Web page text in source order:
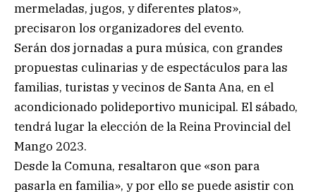
mermeladas, jugos, y diferentes platos»,
precisaron los organizadores del evento.
Serán dos jornadas a pura música, con grandes
propuestas culinarias y de espectáculos para las
familias, turistas y vecinos de Santa Ana, en el
acondicionado polideportivo municipal. El sábado,
tendrá lugar la elección de la Reina Provincial del
Mango 2023.
Desde la Comuna, resaltaron que «son para
pasarla en familia», y por ello se puede asistir con